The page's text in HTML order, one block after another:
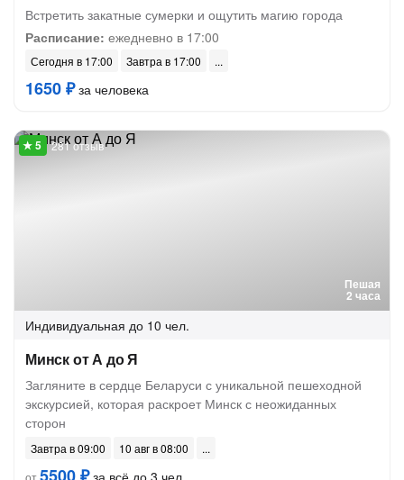
Встретить закатные сумерки и ощутить магию города
Расписание: ежедневно в 17:00
Сегодня в 17:00 Завтра в 17:00
1650 ₽за человека
Пешая
2 часа
281 отзыв
Индивидуальная до 10 чел.
Минск от А до Я
Загляните в сердце Беларуси с уникальной пешеходной
экскурсией, которая раскроет Минск с неожиданных
сторон
Завтра в 09:00
10 авг в 08:00
от
за всё до 3 чел.